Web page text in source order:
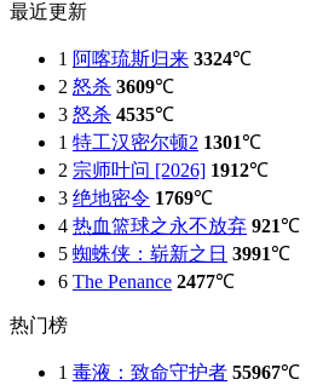
最近更新
1 阿喀琉斯归来 3324℃
2 怒杀 3609℃
3 怒杀 4535℃
1 特工汉密尔顿2 1301℃
2 宗师叶问 [2026] 1912℃
3 绝地密令 1769℃
4 热血篮球之永不放弃 921℃
5 蜘蛛侠：崭新之日 3991℃
6 The Penance 2477℃
热门榜
1 毒液：致命守护者 55967℃